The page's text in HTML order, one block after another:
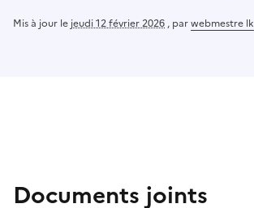
Mis à jour le jeudi 12 février 2026 , parwebmestre lk
Documents joints